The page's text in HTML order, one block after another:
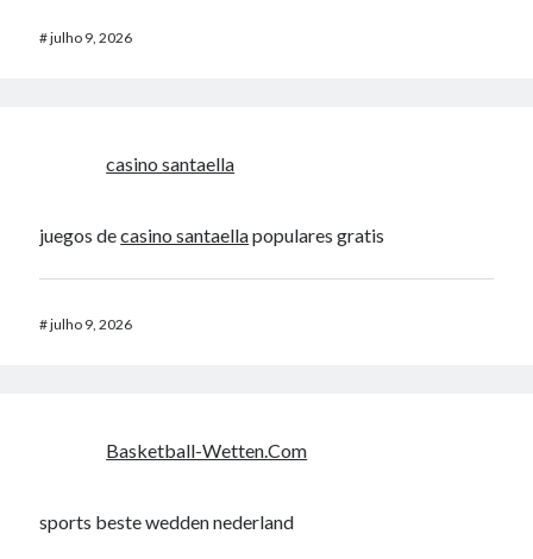
#julho 9, 2026
casino santaella
juegos decasino santaellapopulares gratis
#julho 9, 2026
Basketball-Wetten.Com
sports beste wedden nederland